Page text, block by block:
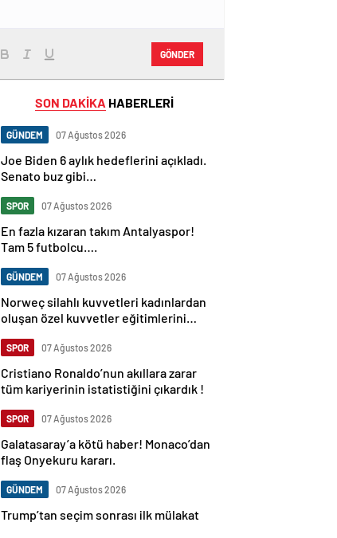
GÖNDER
SON DAKİKA HABERLERİ
GÜNDEM 07 Ağustos 2026
Joe Biden 6 aylık hedeflerini açıkladı.
Senato buz gibi…
SPOR 07 Ağustos 2026
En fazla kızaran takım Antalyaspor!
Tam 5 futbolcu….
GÜNDEM 07 Ağustos 2026
Norweç silahlı kuvvetleri kadınlardan
oluşan özel kuvvetler eğitimlerini
SPOR 07 Ağustos 2026
Cristiano Ronaldo’nun akıllara zarar
tüm kariyerinin istatistiğini çıkardık !
SPOR 07 Ağustos 2026
Galatasaray’a kötü haber! Monaco’dan
flaş Onyekuru kararı.
GÜNDEM 07 Ağustos 2026
Trump’tan seçim sonrası ilk mülakat